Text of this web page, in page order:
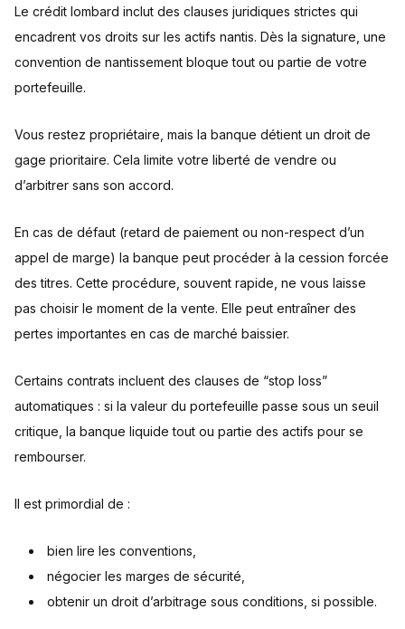
Le crédit lombard inclut des clauses juridiques strictes qui
encadrent vos droits sur les actifs nantis. Dès la signature, une
convention de nantissement bloque tout ou partie de votre
portefeuille.
Vous restez propriétaire, mais la banque détient un droit de
gage prioritaire. Cela limite votre liberté de vendre ou
d’arbitrer sans son accord.
En cas de défaut (retard de paiement ou non-respect d’un
appel de marge) la banque peut procéder à la cession forcée
des titres. Cette procédure, souvent rapide, ne vous laisse
pas choisir le moment de la vente. Elle peut entraîner des
pertes importantes en cas de marché baissier.
Certains contrats incluent des clauses de “stop loss”
automatiques : si la valeur du portefeuille passe sous un seuil
critique, la banque liquide tout ou partie des actifs pour se
rembourser.
Il est primordial de :
bien lire les conventions,
négocier les marges de sécurité,
obtenir un droit d’arbitrage sous conditions, si possible.